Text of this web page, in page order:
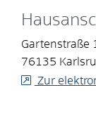
Gartenstraße
76135
Zur